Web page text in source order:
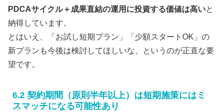
PDCAサイクル＋成果直結の運用に投資する価値は高いと
納得しています。
とはいえ、「お試し短期プラン」「少額スタートOK」の
新プランも今後は検討してほしいな、というのが正直な要
望です。
6.2 契約期間（原則半年以上）は短期施策にはミ
スマッチになる可能性あり